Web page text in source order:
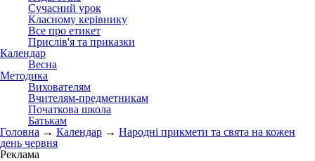
Сучасний урок
Класному керівнику
Все про етикет
Прислів'я та приказки
Календар
Весна
Методика
Вихователям
Вчителям-предметникам
Початкова школа
Батькам
Головна → Календар → Народні прикмети та свята на кожен
день червня
Реклама